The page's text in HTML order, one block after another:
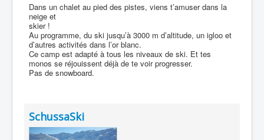
Dans un chalet au pied des pistes, viens t’amuser dans la
neige et
skier !
Au programme, du ski jusqu’à 3000 m d’altitude, un igloo et
d’autres activités dans l’or blanc.
Ce camp est adapté à tous les niveaux de ski. Et tes
monos se réjouissent déjà de te voir progresser.
Pas de snowboard.
SchussaSki